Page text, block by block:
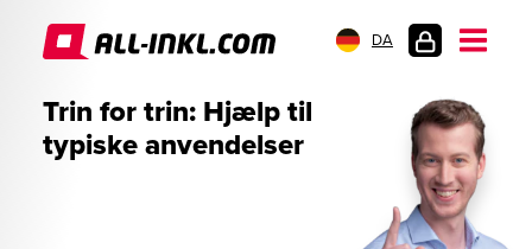
DA
Trin for trin: Hjælp til
typiske anvendelser